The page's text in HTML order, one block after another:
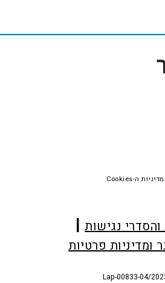
נגישות
ומדיניות פרטיות
Lap-00833-04/
מדיניות ה-Cookies